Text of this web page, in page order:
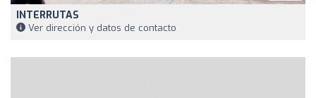
INTERRUTAS
Ver dirección y datos de contacto